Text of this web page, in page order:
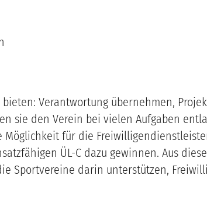
Verantwortung übernehmen,
sie den Verein bei vielen Aufgaben
für die
ÜL-C dazu gewinnen. Aus
Sportvereine darin unterstützen,